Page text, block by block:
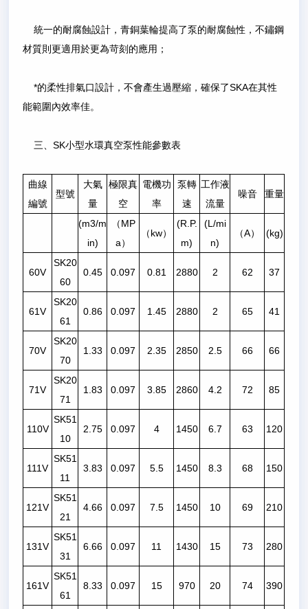
統一的耐腐蝕設計，青銅葉輪提高了泵的耐腐蝕性，不鏽鋼
材質則更適用於更為苛刻的應用；
*的柔性排氣口設計，不會產生過壓縮，確保了SKA在其性
能範圍內效率佳。
三、SK小型水環真空泵性能參數表
曲線
編號
型號
大氣
量
極限真
空
電機功
率
泵轉
速
工作液
流量
噪音 重量
(m3/m
in)
（MP
a）
（kw）
(R.P.
m)
(L/mi
n)
（A） (kg)
60V
SK20
60
0.45 0.097 0.81 2880 2 62 37
61V
SK20
61
0.86 0.097 1.45 2880 2 65 41
70V
SK20
70
1.33 0.097 2.35 2850 2.5 66 66
71V
SK20
71
1.83 0.097 3.85 2860 4.2 72 85
110V
SK51
10
2.75 0.097 4 1450 6.7 63 120
111V
SK51
11
3.83 0.097 5.5 1450 8.3 68 150
121V
SK51
21
4.66 0.097 7.5 1450 10 69 210
131V
SK51
31
6.66 0.097 11 1430 15 73 280
161V
SK51
61
8.33 0.097 15 970 20 74 390